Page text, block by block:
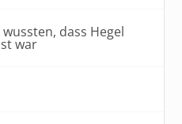
dass Hegel
war